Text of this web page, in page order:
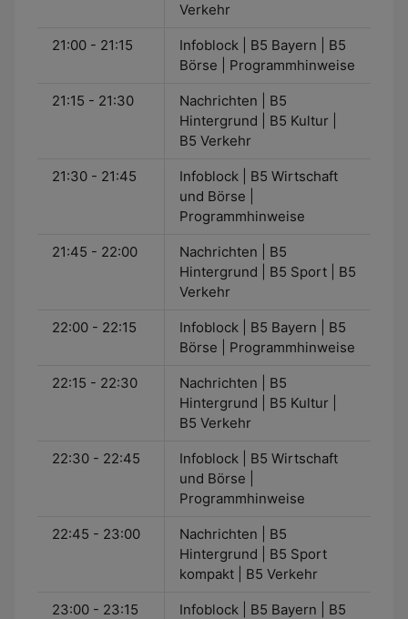
Verkehr
21:00 - 21:15
Infoblock | B5 Bayern | B5
Börse | Programmhinweise
21:15 - 21:30
Nachrichten | B5
Hintergrund | B5 Kultur |
B5 Verkehr
21:30 - 21:45
Infoblock | B5 Wirtschaft
und Börse |
Programmhinweise
21:45 - 22:00
Nachrichten | B5
Hintergrund | B5 Sport | B5
Verkehr
22:00 - 22:15
Infoblock | B5 Bayern | B5
Börse | Programmhinweise
22:15 - 22:30
Nachrichten | B5
Hintergrund | B5 Kultur |
B5 Verkehr
22:30 - 22:45
Infoblock | B5 Wirtschaft
und Börse |
Programmhinweise
22:45 - 23:00
Nachrichten | B5
Hintergrund | B5 Sport
kompakt | B5 Verkehr
23:00 - 23:15
Infoblock | B5 Bayern | B5